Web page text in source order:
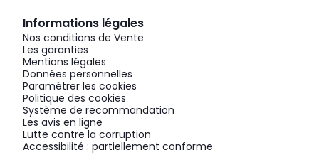
Informations légales
Nos conditions de Vente
Les garanties
Mentions légales
Données personnelles
Paramétrer les cookies
Politique des cookies
Système de recommandation
Les avis en ligne
Lutte contre la corruption
Accessibilité : partiellement conforme